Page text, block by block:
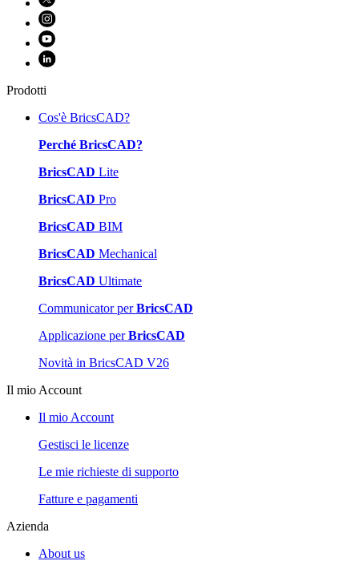
Prodotti
Cos'è BricsCAD?
Perché BricsCAD?
BricsCAD Lite
BricsCAD Pro
BricsCAD BIM
BricsCAD Mechanical
BricsCAD Ultimate
Communicator perBricsCAD
Applicazione perBricsCAD
Novità in BricsCAD V26
Il mio Account
Il mio Account
Gestisci le licenze
Le mie richieste di supporto
Fatture e pagamenti
Azienda
About us